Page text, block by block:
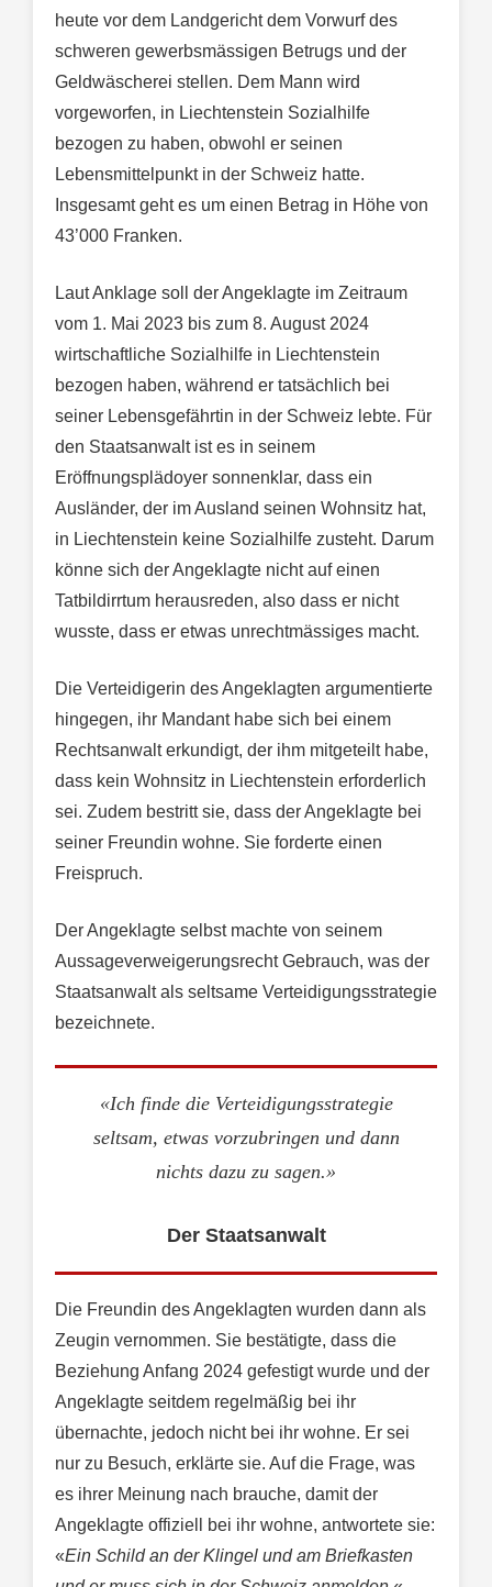
heute vor dem Landgericht dem Vorwurf des
schweren gewerbsmässigen Betrugs und der
Geldwäscherei stellen. Dem Mann wird
vorgeworfen, in Liechtenstein Sozialhilfe
bezogen zu haben, obwohl er seinen
Lebensmittelpunkt in der Schweiz hatte.
Insgesamt geht es um einen Betrag in Höhe von
43’000 Franken.
Laut Anklage soll der Angeklagte im Zeitraum
vom 1. Mai 2023 bis zum 8. August 2024
wirtschaftliche Sozialhilfe in Liechtenstein
bezogen haben, während er tatsächlich bei
seiner Lebensgefährtin in der Schweiz lebte. Für
den Staatsanwalt ist es in seinem
Eröffnungsplädoyer sonnenklar, dass ein
Ausländer, der im Ausland seinen Wohnsitz hat,
in Liechtenstein keine Sozialhilfe zusteht. Darum
könne sich der Angeklagte nicht auf einen
Tatbildirrtum herausreden, also dass er nicht
wusste, dass er etwas unrechtmässiges macht.
Die Verteidigerin des Angeklagten argumentierte
hingegen, ihr Mandant habe sich bei einem
Rechtsanwalt erkundigt, der ihm mitgeteilt habe,
dass kein Wohnsitz in Liechtenstein erforderlich
sei. Zudem bestritt sie, dass der Angeklagte bei
seiner Freundin wohne. Sie forderte einen
Freispruch.
Der Angeklagte selbst machte von seinem
Aussageverweigerungsrecht Gebrauch, was der
Staatsanwalt als seltsame Verteidigungsstrategie
bezeichnete.
«Ich finde die Verteidigungsstrategie
seltsam, etwas vorzubringen und dann
nichts dazu zu sagen.»
Der Staatsanwalt
Die Freundin des Angeklagten wurden dann als
Zeugin vernommen. Sie bestätigte, dass die
Beziehung Anfang 2024 gefestigt wurde und der
Angeklagte seitdem regelmäßig bei ihr
übernachte, jedoch nicht bei ihr wohne. Er sei
nur zu Besuch, erklärte sie. Auf die Frage, was
es ihrer Meinung nach brauche, damit der
Angeklagte offiziell bei ihr wohne, antwortete sie:
«Ein Schild an der Klingel und am Briefkasten